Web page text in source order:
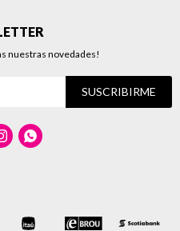
nuestras novedades!
SUSCRIBIRME
